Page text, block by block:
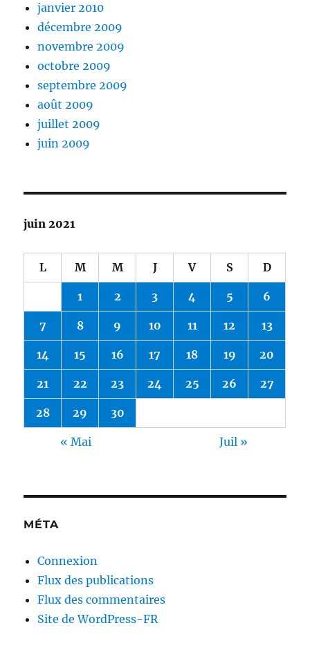
janvier 2010
décembre 2009
novembre 2009
octobre 2009
septembre 2009
août 2009
juillet 2009
juin 2009
juin 2021
L M M J V S D
1 2 3 4 5 6
7 8 9 10 11 12 13
14 15 16 17 18 19 20
21 22 23 24 25 26 27
28 29 30
« Mai Juil »
MÉTA
Connexion
Flux des publications
Flux des commentaires
Site de WordPress-FR